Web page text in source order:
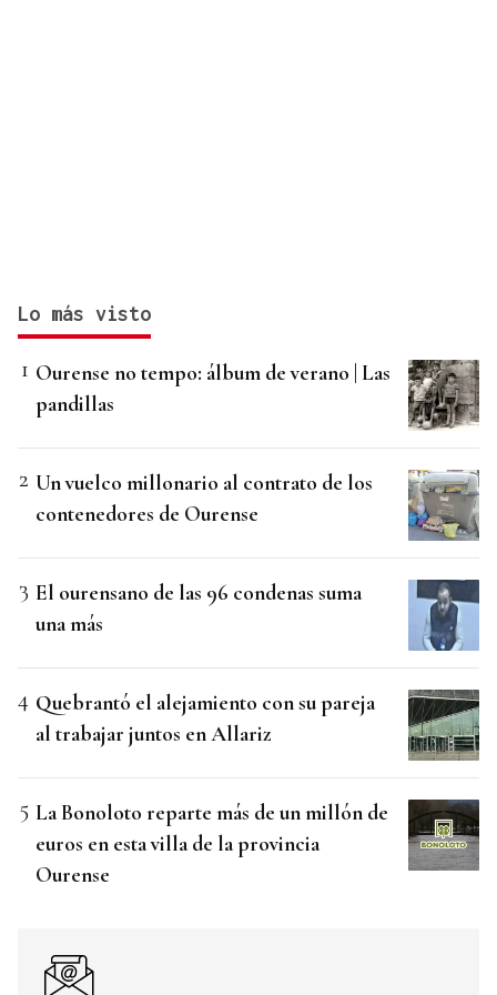
Lo más visto
Ourense no tempo: álbum de verano | Las
pandillas
Un vuelco millonario al contrato de los
contenedores de Ourense
El ourensano de las 96 condenas suma
una más
Quebrantó el alejamiento con su pareja
al trabajar juntos en Allariz
La Bonoloto reparte más de un millón de
euros en esta villa de la provincia
Ourense